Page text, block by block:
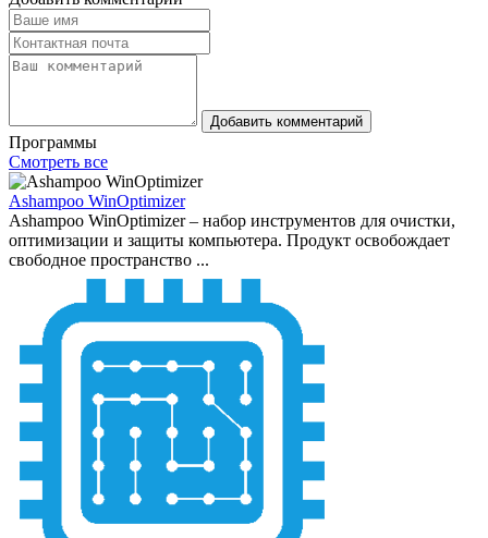
Добавить комментарий
Программы
Смотреть все
Ashampoo WinOptimizer
Ashampoo WinOptimizer – набор инструментов для очистки,
оптимизации и защиты компьютера. Продукт освобождает
свободное пространство ...